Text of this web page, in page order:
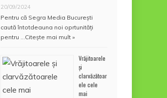
20/09/2024
Pentru că Segra Media București
caută întotdeauna noi oprtunități
pentru … Citește mai mult »
Vrăjitoarele
și
clarvăzătoar
ele cele
mai